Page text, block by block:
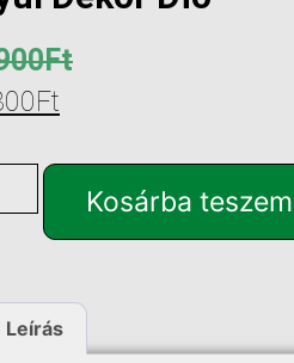
Ft
Ft
Kosárba teszem
Leírás